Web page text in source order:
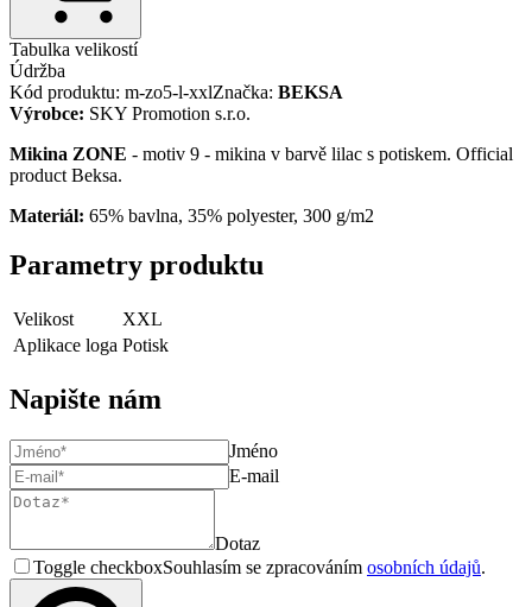
Tabulka velikostí
Údržba
Kód produktu: m-zo5-l-xxlZnačka: BEKSA
Výrobce: SKY Promotion s.r.o.
Mikina ZONE - motiv 9 - mikina v barvě lilac s potiskem. Official
product Beksa.
Materiál: 65% bavlna, 35% polyester, 300 g/m2
Parametry produktu
Velikost
XXL
Aplikace loga Potisk
Napište nám
Jméno
E-mail
Dotaz
Toggle checkboxSouhlasím se zpracováním osobních údajů.